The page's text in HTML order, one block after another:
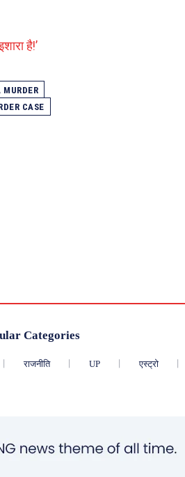
है!’
MURDER
CASE
Categories
राजनीति UP एस्ट्रो